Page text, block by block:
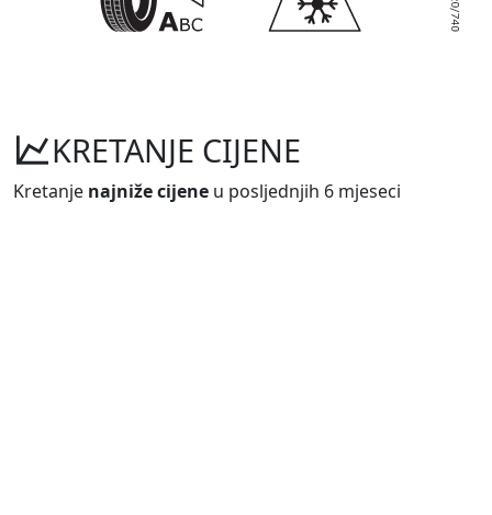
KRETANJE CIJENE
Kretanje najniže cijene u posljednjih 6 mjeseci